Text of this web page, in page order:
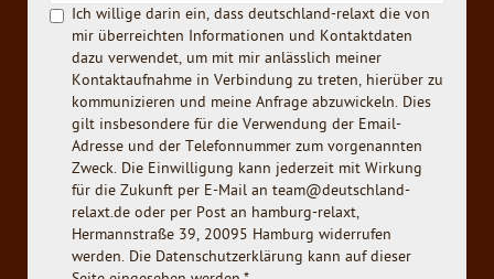
Ich willige darin ein, dass deutschland-relaxt die von
mir überreichten Informationen und Kontaktdaten
dazu verwendet, um mit mir anlässlich meiner
Kontaktaufnahme in Verbindung zu treten, hierüber zu
kommunizieren und meine Anfrage abzuwickeln. Dies
gilt insbesondere für die Verwendung der Email-
Adresse und der Telefonnummer zum vorgenannten
Zweck. Die Einwilligung kann jederzeit mit Wirkung
für die Zukunft per E-Mail an team@deutschland-
relaxt.de oder per Post an hamburg-relaxt,
Hermannstraße 39, 20095 Hamburg widerrufen
werden. Die Datenschutzerklärung kann auf dieser